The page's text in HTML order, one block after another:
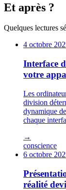
Et après ?
Quelques lectures
4 octobre
Interface
votre
Les
division
dynamique
chaque
→
conscience
6 octobre
réalité